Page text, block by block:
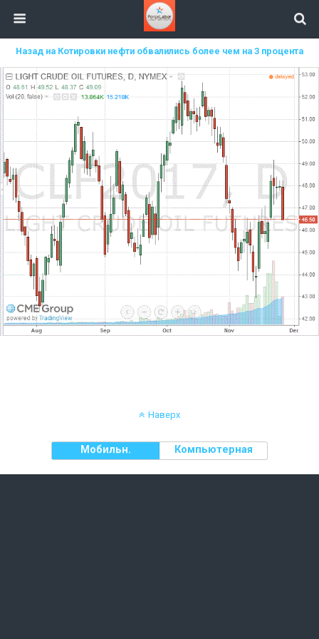
Назад на Котировки нефти обвалились более чем на 3 процента
Наверх
Мобильн. Компьютерная